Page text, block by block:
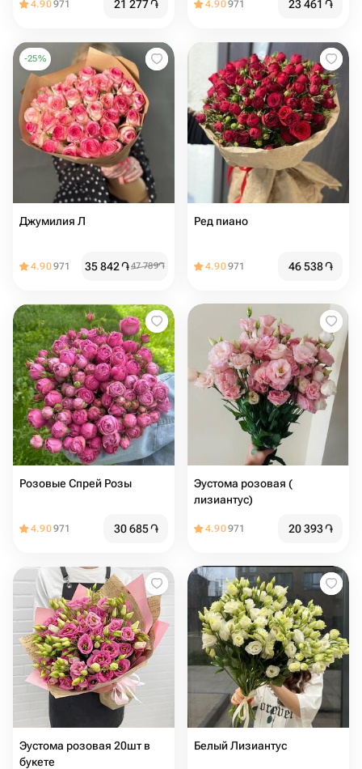
4.90971 21 277֏ 4.90971 23 461 ֏
-25%
Джумилия Л
4.90971 35 842֏47 789֏
Ред пиано
4.90971 46 538֏
Розовые Спрей Розы
4.90971 30 685֏
Эустома розовая (
лизиантус)
4.90971 20 393֏
Эустома розовая 20шт в
букете
Белый Лизиантус